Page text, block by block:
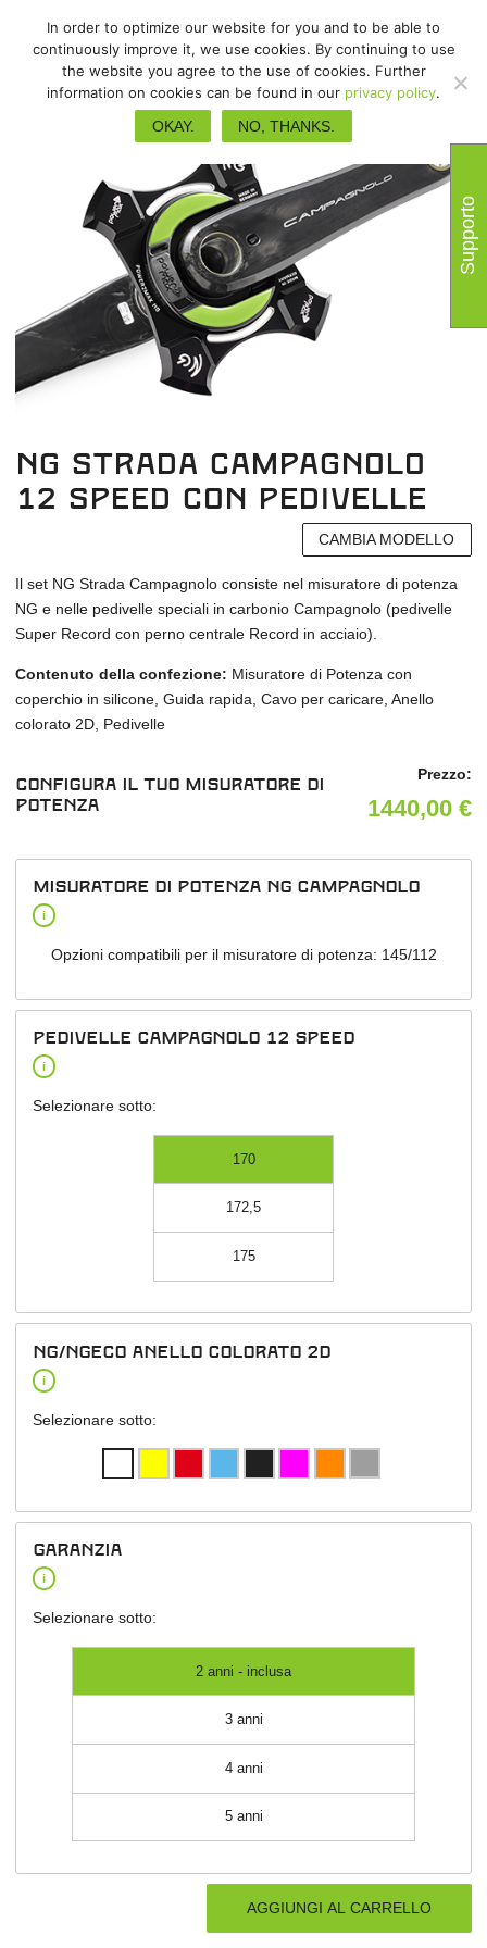
NG Strada Campagnolo
12 Speed con pedivelle
CAMBIA MODELLO
Il set NG Strada Campagnolo consiste nel misuratore di potenza
NG e nelle pedivelle speciali in carbonio Campagnolo (pedivelle
Super Record con perno centrale Record in acciaio).
Contenuto della confezione: Misuratore di Potenza con
coperchio in silicone, Guida rapida, Cavo per caricare, Anello
colorato 2D, Pedivelle
Configura il tuo misuratore di
potenza
Prezzo:
1440,00 €
misuratore di potenza NG Campagnolo
i
Opzioni compatibili per il misuratore di potenza: 145/112
Pedivelle Campagnolo 12 speed
i
Selezionare sotto:
170
172,5
175
NG/NGeco anello colorato 2D
i
Selezionare sotto:
garanzia
i
Selezionare sotto:
2 anni - inclusa
3 anni
4 anni
5 anni
Supporto
In order to optimize our website for you and to be able to
continuously improve it, we use cookies. By continuing to use
the website you agree to the use of cookies. Further
information on cookies can be found in our privacy policy.
OKAY.
NO, THANKS.